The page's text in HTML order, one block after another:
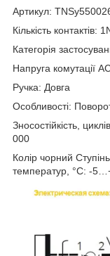
Артикул:
Кількість контактів:
Категорія
Напруга комутації
Ручка: Довга
Особливості:
Зносостійкість,
000
Колір чорний
температур, °C: -